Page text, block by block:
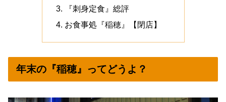
『刺身定食』総評
お食事処『稲穂』【閉店】
年末の『稲穂』ってどうよ？